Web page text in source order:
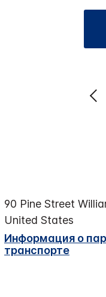
90 Pine Street
United States
Информация о
транспорте